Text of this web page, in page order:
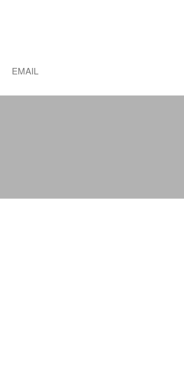
EMAIL